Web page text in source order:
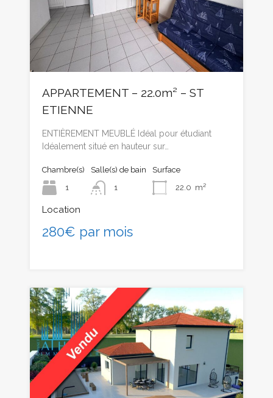
APPARTEMENT – 22.0m² – ST
ETIENNE
ENTIÈREMENT MEUBLÉ Idéal pour étudiant
Idéalement situé en hauteur sur…
Chambre(s)
1
Salle(s) de bain
1
Surface
22.0 m²
Location
280€ par mois